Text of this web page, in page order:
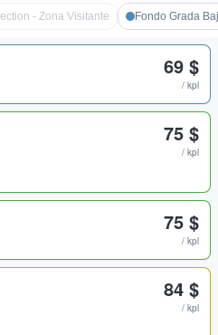
- Zona Visitante Fondo Grada
69 $
/ kpl
75 $
/ kpl
75 $
/ kpl
84 $
/ kpl